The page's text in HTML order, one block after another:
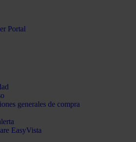
Portal
generales de compra
EasyVista